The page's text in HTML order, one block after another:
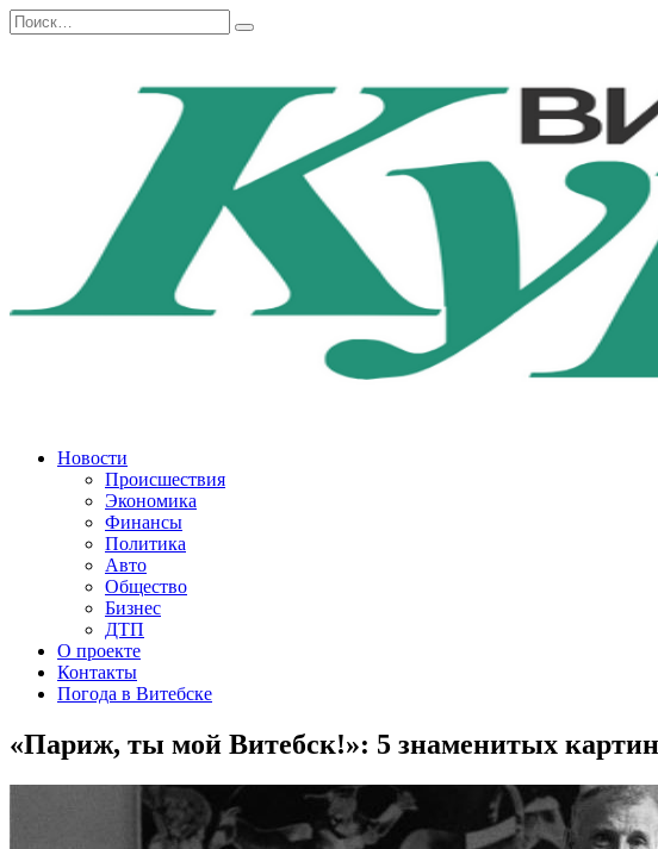
Перейти
к
Search
for:
Новости
Происшествия
Экономика
Финансы
Политика
Авто
Общество
Бизнес
ДТП
О проекте
Контакты
Погода в Витебске
«Париж, ты мой Витебск!»: 5 знаменитых